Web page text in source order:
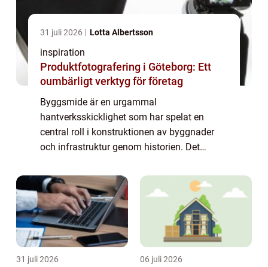
31 juli 2026 Lotta Albertsson
inspiration
Produktfotografering i Göteborg: Ett
oumbärligt verktyg för företag
Byggsmide är en urgammal
hantverksskicklighet som har spelat en
central roll i konstruktionen av byggnader
och infrastruktur genom historien. Det
stålkonstruktioner som används i
byggprojekts...
31 juli 2026 06 juli 2026